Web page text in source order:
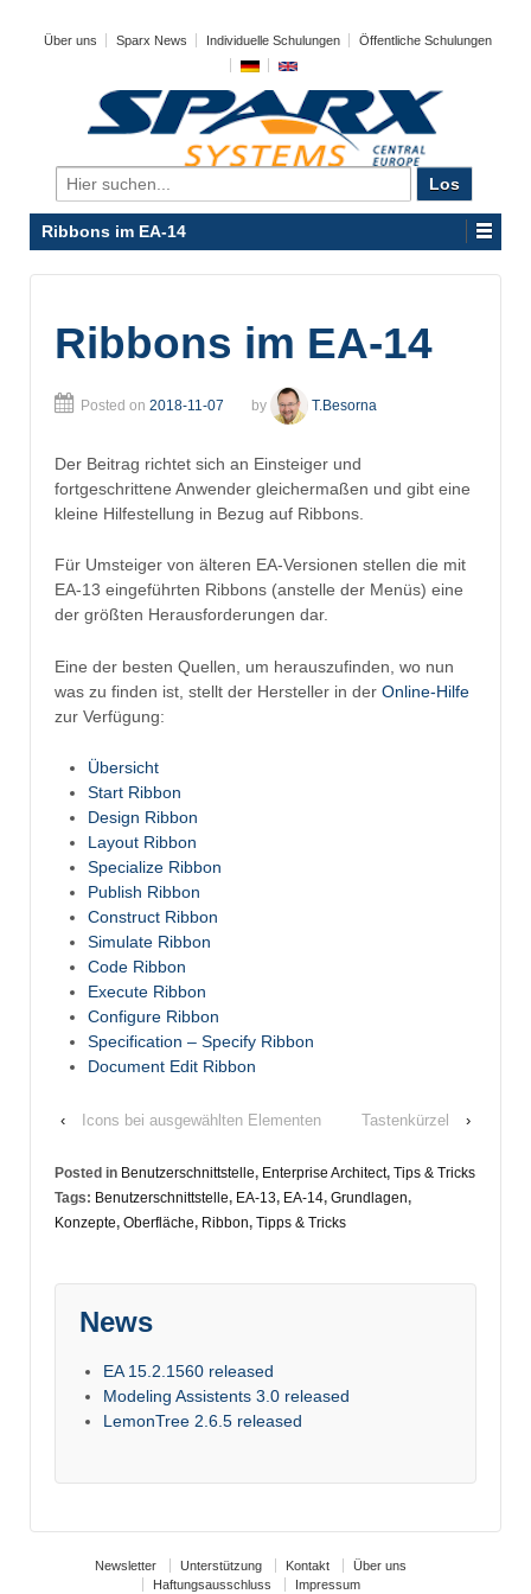
Über uns Sparx News Individuelle Schulungen Öffentliche Schulungen
Search
for:
Ribbons im EA-14
Ribbons im EA-14
Posted on 2018-11-07 by T.Besorna
Der Beitrag richtet sich an Einsteiger und
fortgeschrittene Anwender gleichermaßen und gibt eine
kleine Hilfestellung in Bezug auf Ribbons.
Für Umsteiger von älteren EA-Versionen stellen die mit
EA-13 eingeführten Ribbons (anstelle der Menüs) eine
der größten Herausforderungen dar.
Eine der besten Quellen, um herauszufinden, wo nun
was zu finden ist, stellt der Hersteller in der Online-Hilfe
zur Verfügung:
Übersicht
Start Ribbon
Design Ribbon
Layout Ribbon
Specialize Ribbon
Publish Ribbon
Construct Ribbon
Simulate Ribbon
Code Ribbon
Execute Ribbon
Configure Ribbon
Specification – Specify Ribbon
Document Edit Ribbon
‹ Icons bei ausgewählten Elementen Tastenkürzel ›
Posted in Benutzerschnittstelle, Enterprise Architect, Tips & Tricks
Tags: Benutzerschnittstelle, EA-13, EA-14, Grundlagen,
Konzepte, Oberfläche, Ribbon, Tipps & Tricks
News
EA 15.2.1560 released
Modeling Assistents 3.0 released
LemonTree 2.6.5 released
Newsletter Unterstützung Kontakt
Über uns
Haftungsausschluss
Impressum